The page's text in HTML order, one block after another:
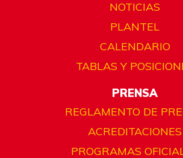
NOTICIAS
PLANTEL
CALENDARIO
TABLAS Y
PRENSA
REGLAMENTO DE
ACREDITACIONES
PROGRAMAS